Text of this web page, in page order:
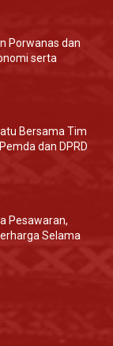
Porwanas dan
serta
Bersama Tim
dan DPRD
Pesawaran,
Selama